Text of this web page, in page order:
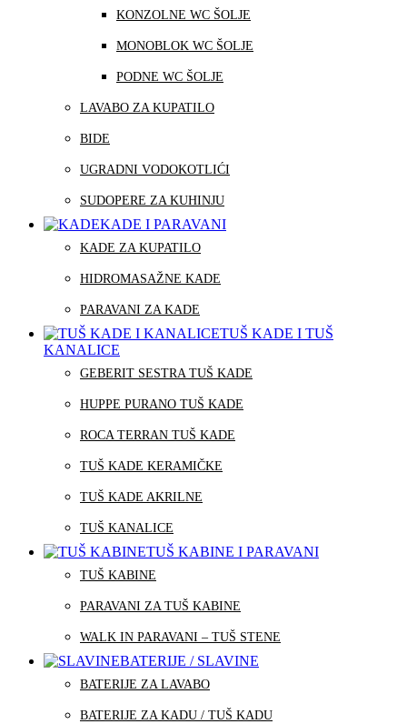
KONZOLNE WC ŠOLJE
MONOBLOK WC ŠOLJE
PODNE WC ŠOLJE
LAVABO ZA KUPATILO
BIDE
UGRADNI VODOKOTLIĆI
SUDOPERE ZA KUHINJU
KADE I PARAVANI
KADE ZA KUPATILO
HIDROMASAŽNE KADE
PARAVANI ZA KADE
TUŠ KADE I TUŠ
KANALICE
GEBERIT SESTRA TUŠ KADE
HUPPE PURANO TUŠ KADE
ROCA TERRAN TUŠ KADE
TUŠ KADE KERAMIČKE
TUŠ KADE AKRILNE
TUŠ KANALICE
TUŠ KABINE I PARAVANI
TUŠ KABINE
PARAVANI ZA TUŠ KABINE
WALK IN PARAVANI – TUŠ STENE
BATERIJE / SLAVINE
BATERIJE ZA LAVABO
BATERIJE ZA KADU / TUŠ KADU